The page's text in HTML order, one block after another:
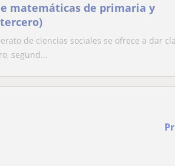
matemáticas de primaria y
de ciencias sociales se ofrece a dar
segund...